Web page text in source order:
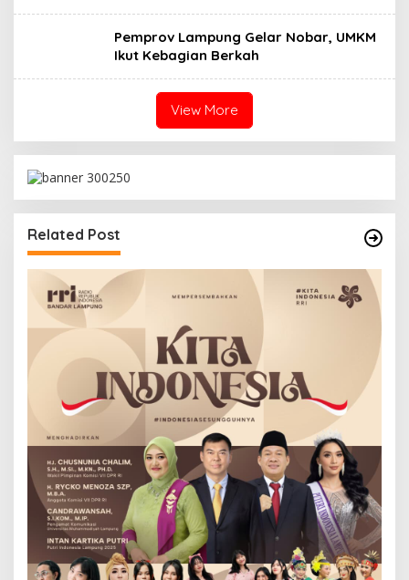
Pemprov Lampung Gelar Nobar, UMKM
Ikut Kebagian Berkah
View More
Related Post